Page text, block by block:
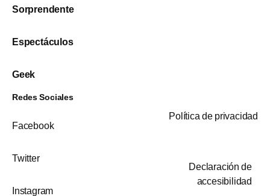
Sorprendente
Espectáculos
Geek
Redes Sociales
Facebook
Twitter
Instagram
Política de privacidad
Declaración de
accesibilidad